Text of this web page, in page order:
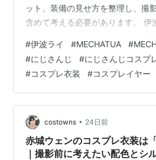
ット、装備の見せ方を整理し、撮
含めて考える必要があります。 伊
となるブラックを組み合わせた、
やすいデザインです。 ただし、色
いため、背景やライティングを選
が埋もれてしまうこともあります
の視点から、伊波ライらしい一枚
をまとめます。 伊波ライらしさを
#伊波ライ #MECHATUA #
#にじさんじ #にじさんじコスプ
#コスプレ衣装 #コスプレイヤー
costowns • 24日前
赤城ウェンのコスプレ衣装は
｜撮影前に考えたい配色とシ